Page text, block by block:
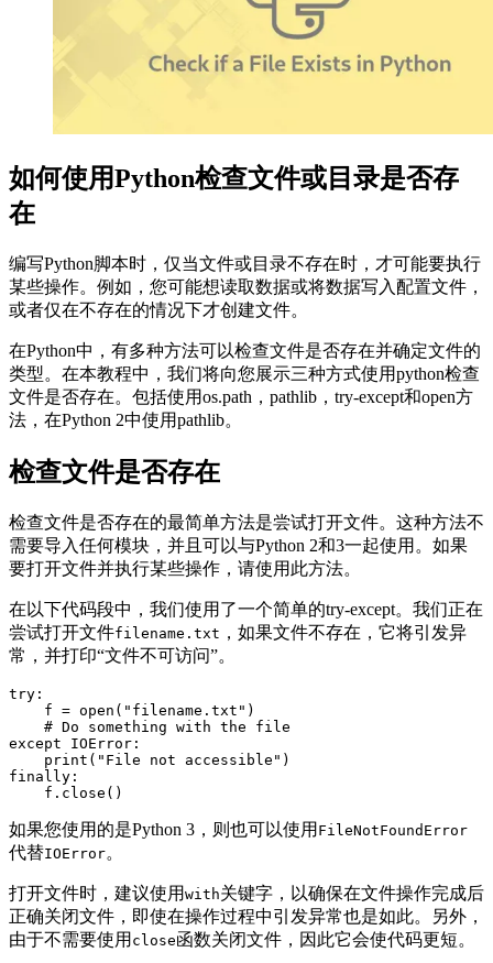
如何使用Python检查文件或目录是否存
在
编写Python脚本时，仅当文件或目录不存在时，才可能要执行
某些操作。例如，您可能想读取数据或将数据写入配置文件，
或者仅在不存在的情况下才创建文件。
在Python中，有多种方法可以检查文件是否存在并确定文件的
类型。在本教程中，我们将向您展示三种方式使用python检查
文件是否存在。包括使用os.path，pathlib，try-except和open方
法，在Python 2中使用pathlib。
检查文件是否存在
检查文件是否存在的最简单方法是尝试打开文件。这种方法不
需要导入任何模块，并且可以与Python 2和3一起使用。如果
要打开文件并执行某些操作，请使用此方法。
在以下代码段中，我们使用了一个简单的try-except。我们正在
尝试打开文件filename.txt ，如果文件不存在，它将引发异
常，并打印“文件不可访问”。
try:
    f = open("filename.txt")
    # Do something with the file
except IOError:
    print("File not accessible")
finally:
    f.close()
如果您使用的是Python 3，则也可以使用 FileNotFoundError
代替IOError。
打开文件时，建议使用 with关键字，以确保在文件操作完成后
正确关闭文件，即使在操作过程中引发异常也是如此。另外，
由于不需要使用 close函数关闭文件，因此它会使代码更短。